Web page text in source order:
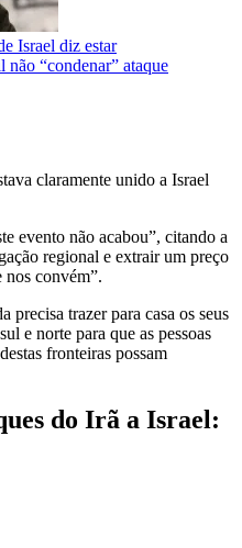
Israel diz estar
não “condenar” ataque
claramente unido a Israel
evento não acabou”, citando a
regional e extrair um preço
convém”.
precisa trazer para casa os seus
e norte para que as pessoas
fronteiras possam
do Irã a Israel: